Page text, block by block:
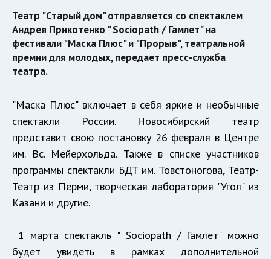
Театр "Старый дом" отправляется со спектаклем
Андрея Прикотенко " Sociopath / Гамлет" на
фестивали "Маска Плюс" и "Прорыв", театральной
премии для молодых, передает пресс-служба
театра.
"Маска Плюс" включает в себя яркие и необычные
спектакли России. Новосибирский театр
представит свою постановку 26 февраля в Центре
им. Вс. Мейерхольда. Также в списке участников
программы спектакли БДТ им. Товстоногова, Театр-
Театр из Перми, творческая лаборатория "Угол" из
Казани и другие.
1 марта спектакль " Sociopath / Гамлет" можно
будет увидеть в рамках дополнительной